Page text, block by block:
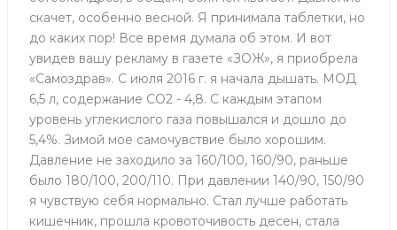
скачет, особенно весной. Я принимала таблетки, но
до каких пор! Все время думала об этом. И вот
увидев вашу рекламу в газете «ЗОЖ», я приобрела
«Самоздрав». С июля 2016 г. я начала дышать. МОД
6,5 л, содержание СО2 - 4,8. С каждым этапом
уровень углекислого газа повышался и дошло до
5,4%. Зимой мое самочувствие было хорошим.
Давление не заходило за 160/100, 160/90, раньше
было 180/100, 200/110. При давлении 140/90, 150/90
я чувствую себя нормально. Стал лучше работать
кишечник, прошла кровоточивость десен, стала